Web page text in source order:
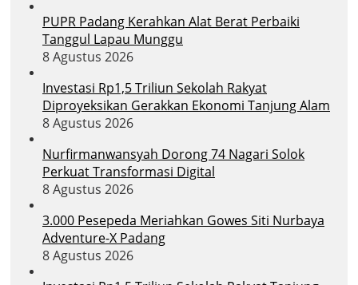
PUPR Padang Kerahkan Alat Berat Perbaiki
Tanggul Lapau Munggu
8 Agustus 2026
Investasi Rp1,5 Triliun Sekolah Rakyat
Diproyeksikan Gerakkan Ekonomi Tanjung Alam
8 Agustus 2026
Nurfirmanwansyah Dorong 74 Nagari Solok
Perkuat Transformasi Digital
8 Agustus 2026
3.000 Pesepeda Meriahkan Gowes Siti Nurbaya
Adventure-X Padang
8 Agustus 2026